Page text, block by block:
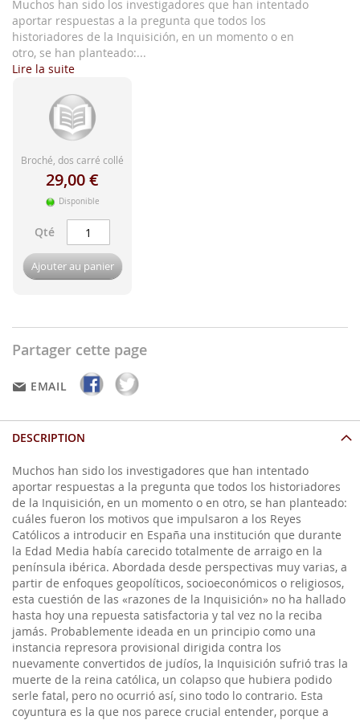
Muchos han sido los investigadores que han intentado
aportar respuestas a la pregunta que todos los
historiadores de la Inquisición, en un momento o en
otro, se han planteado:...
Lire la suite
Broché, dos carré collé
29,00 €
Disponible
Qté
Ajouter au panier
Partager cette page
EMAIL
DESCRIPTION
Muchos han sido los investigadores que han intentado
aportar respuestas a la pregunta que todos los historiadores
de la Inquisición, en un momento o en otro, se han planteado:
cuáles fueron los motivos que impulsaron a los Reyes
Católicos a introducir en España una institución que durante
la Edad Media había carecido totalmente de arraigo en la
península ibérica. Abordada desde perspectivas muy varias, a
partir de enfoques geopolíticos, socioeconómicos o religiosos,
esta cuestión de las «razones de la Inquisición» no ha hallado
hasta hoy una repuesta satisfactoria y tal vez no la reciba
jamás. Probablemente ideada en un principio como una
instancia represora provisional dirigida contra los
nuevamente convertidos de judíos, la Inquisición sufrió tras la
muerte de la reina católica, un colapso que hubiera podido
serle fatal, pero no ocurrió así, sino todo lo contrario. Esta
coyuntura es la que nos parece crucial entender, porque a